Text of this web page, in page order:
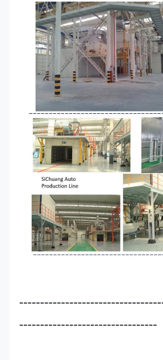
---------------------------------